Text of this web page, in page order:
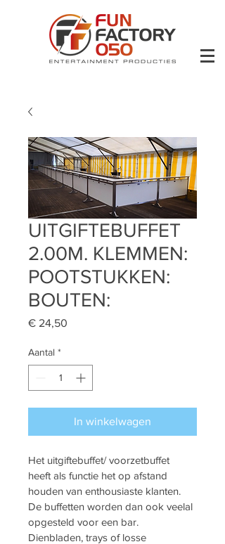
UITGIFTEBUFFET
2.00M. KLEMMEN:
POOTSTUKKEN:
BOUTEN:
€ 24,50
Aantal *
In winkelwagen
Het uitgiftebuffet/ voorzetbuffet
heeft als functie het op afstand
houden van enthousiaste klanten.
De buffetten worden dan ook veelal
opgesteld voor een bar.
Dienbladen, trays of losse